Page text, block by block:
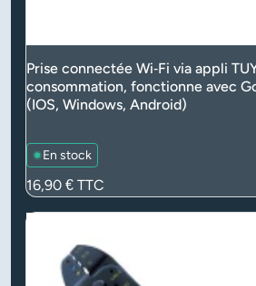
Prise connectée Wi‑Fi via appli
consommation, fonctionne avec
(IOS, Windows, Android)
En stock
Prix
16,90 € TTC